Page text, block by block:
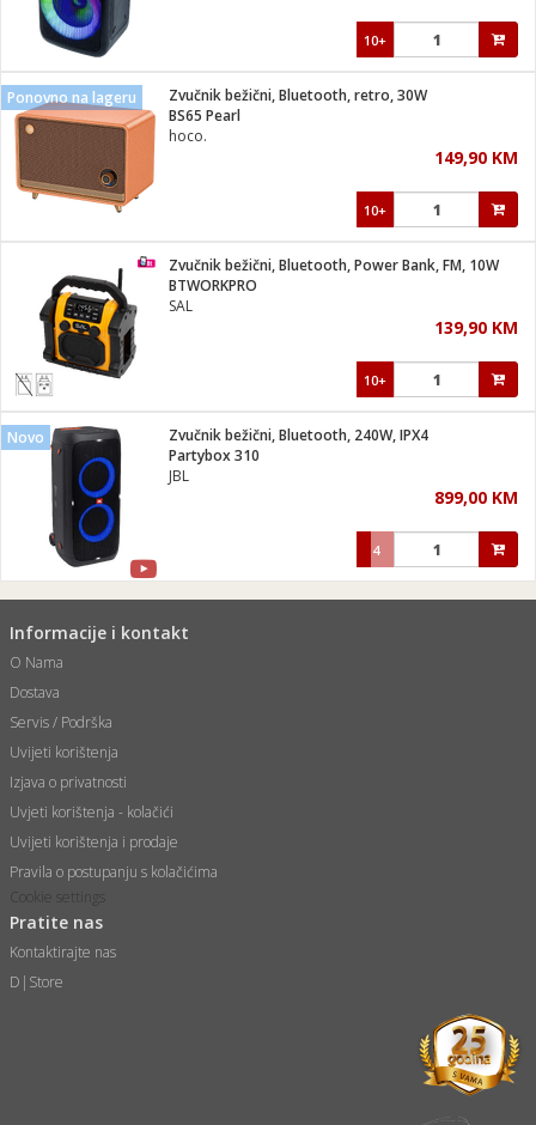
10+
Ponovno na lageru
Zvučnik bežični, Bluetooth, retro, 30W
BS65 Pearl
hoco.
149,90 KM
10+
Zvučnik bežični, Bluetooth, Power Bank, FM, 10W
BTWORKPRO
SAL
139,90 KM
10+
Novo
Zvučnik bežični, Bluetooth, 240W, IPX4
Partybox 310
JBL
899,00 KM
4
Informacije i kontakt
O Nama
Dostava
Servis / Podrška
Uvijeti korištenja
Izjava o privatnosti
Uvjeti korištenja - kolačići
Uvijeti korištenja i prodaje
Pravila o postupanju s kolačićima
Cookie settings
Pratite nas
Kontaktirajte nas
D|Store